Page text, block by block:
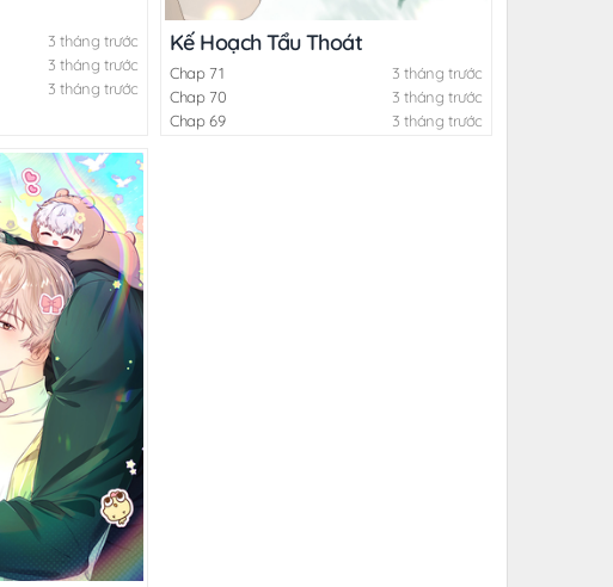
3 tháng trước
3 tháng trước
3 tháng trước
Kế Hoạch Tẩu Thoát
Chap 71
3 tháng trước
Chap 70
3 tháng trước
Chap 69
3 tháng trước